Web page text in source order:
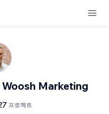
Marketing
프로젝트